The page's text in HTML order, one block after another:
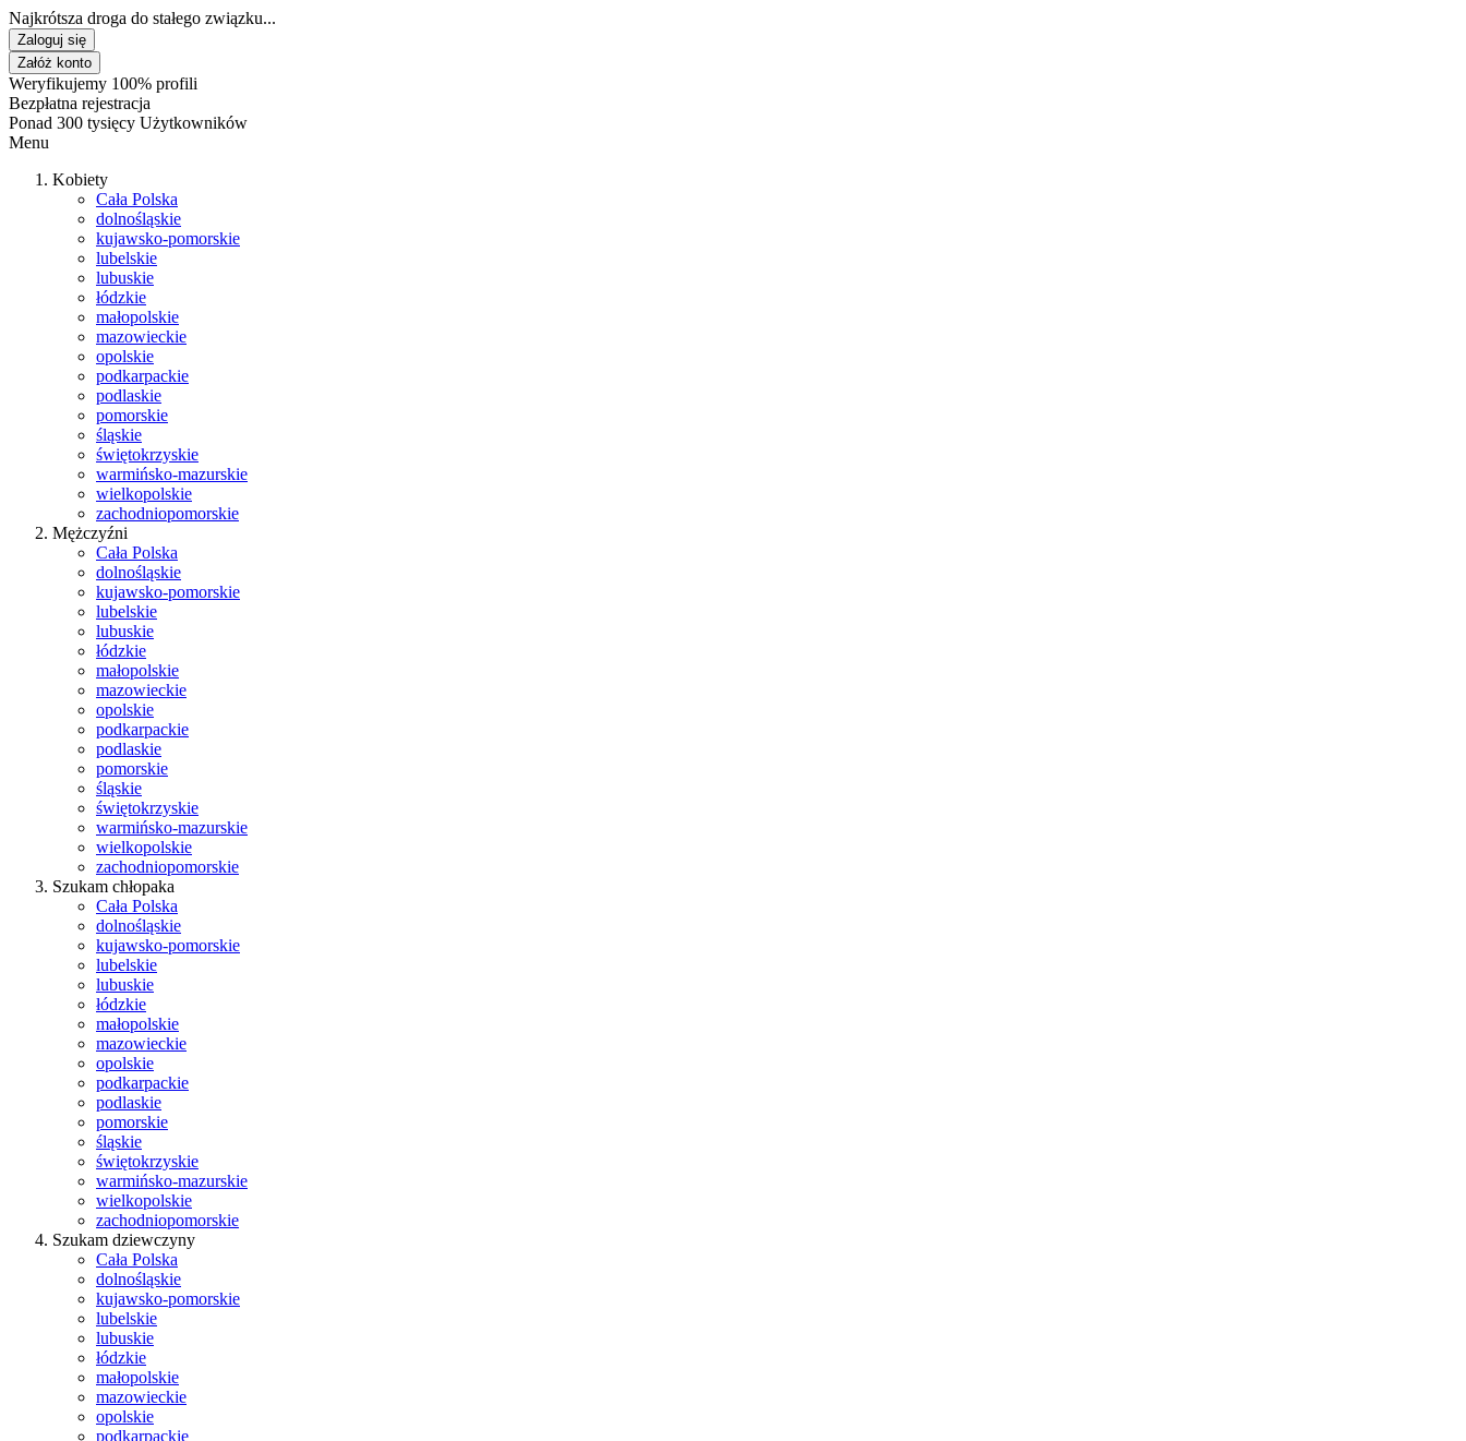
Najkrótsza droga do stałego związku...
Zaloguj się
Załóż konto
Weryfikujemy 100% profili
Bezpłatna rejestracja
Ponad 300 tysięcy Użytkowników
Menu
Kobiety
Cała Polska
dolnośląskie
kujawsko-pomorskie
lubelskie
lubuskie
łódzkie
małopolskie
mazowieckie
opolskie
podkarpackie
podlaskie
pomorskie
śląskie
świętokrzyskie
warmińsko-mazurskie
wielkopolskie
zachodniopomorskie
Mężczyźni
Cała Polska
dolnośląskie
kujawsko-pomorskie
lubelskie
lubuskie
łódzkie
małopolskie
mazowieckie
opolskie
podkarpackie
podlaskie
pomorskie
śląskie
świętokrzyskie
warmińsko-mazurskie
wielkopolskie
zachodniopomorskie
Szukam chłopaka
Cała Polska
dolnośląskie
kujawsko-pomorskie
lubelskie
lubuskie
łódzkie
małopolskie
mazowieckie
opolskie
podkarpackie
podlaskie
pomorskie
śląskie
świętokrzyskie
warmińsko-mazurskie
wielkopolskie
zachodniopomorskie
Szukam dziewczyny
Cała Polska
dolnośląskie
kujawsko-pomorskie
lubelskie
lubuskie
łódzkie
małopolskie
mazowieckie
opolskie
podkarpackie